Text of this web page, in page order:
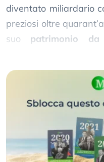
diventato miliardario
preziosi oltre
suo patrimonio